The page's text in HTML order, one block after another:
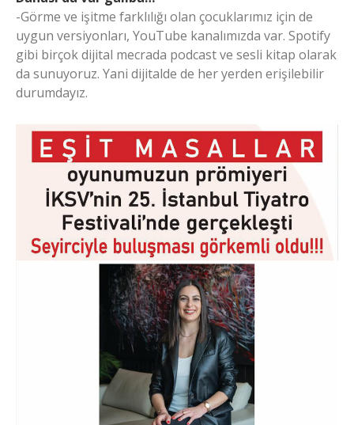
-Görme ve işitme farklılığı olan çocuklarımız için de
uygun versiyonları, YouTube kanalımızda var. Spotify
gibi birçok dijital mecrada podcast ve sesli kitap olarak
da sunuyoruz. Yani dijitalde de her yerden erişilebilir
durumdayız.